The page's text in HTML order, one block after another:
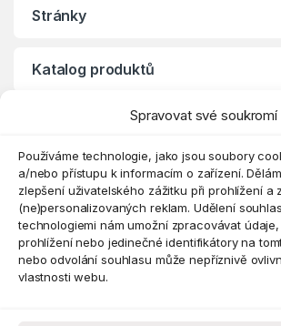
Spravovat své soukromí
Používáme technologie, jako jsou soubory
a/nebo přístupu k informacím o zařízení.
zlepšení uživatelského zážitku při prohlížení a
(ne)personalizovaných reklam. Udělení
technologiemi nám umožní zpracovávat
prohlížení nebo jedinečné identifikátory na
nebo odvolání souhlasu může nepříznivě
vlastnosti webu.
Stránky
Katalog produktů